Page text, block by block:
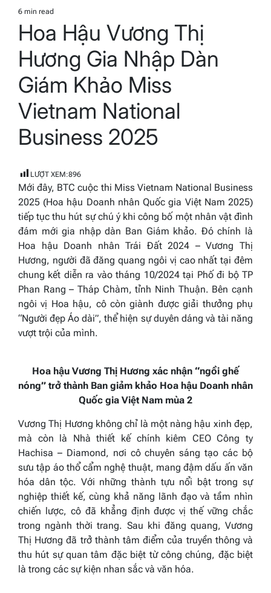
IN
Estimated
read
6 min read
Hoa Hậu Vương Thị
Hương Gia Nhập Dàn
Giám Khảo Miss
Vietnam National
Business 2025
LƯỢT XEM:896
Mới đây, BTC cuộc thi Miss Vietnam National Business
2025 (Hoa hậu Doanh nhân Quốc gia Việt Nam 2025)
tiếp tục thu hút sự chú ý khi công bố một nhân vật đình
đám mới gia nhập dàn Ban Giám khảo. Đó chính là
Hoa hậu Doanh nhân Trái Đất 2024 – Vương Thị
Hương, người đã đăng quang ngôi vị cao nhất tại đêm
chung kết diễn ra vào tháng 10/2024 tại Phố đi bộ TP
Phan Rang – Tháp Chàm, tỉnh Ninh Thuận. Bên cạnh
ngôi vị Hoa hậu, cô còn giành được giải thưởng phụ
“Người đẹp Áo dài”, thể hiện sự duyên dáng và tài năng
vượt trội của mình.
Hoa hậu Vương Thị Hương xác nhận “ngồi ghế
nóng” trở thành Ban giảm khảo Hoa hậu Doanh nhân
Quốc gia Việt Nam mùa 2
Vương Thị Hương không chỉ là một nàng hậu xinh đẹp,
mà còn là Nhà thiết kế chính kiêm CEO Công ty
Hachisa – Diamond, nơi cô chuyên sáng tạo các bộ
sưu tập áo thổ cẩm nghệ thuật, mang đậm dấu ấn văn
hóa dân tộc. Với những thành tựu nổi bật trong sự
nghiệp thiết kế, cùng khả năng lãnh đạo và tầm nhìn
chiến lược, cô đã khẳng định được vị thế vững chắc
trong ngành thời trang. Sau khi đăng quang, Vương
Thị Hương đã trở thành tâm điểm của truyền thông và
thu hút sự quan tâm đặc biệt từ công chúng, đặc biệt
là trong các sự kiện nhan sắc và văn hóa.